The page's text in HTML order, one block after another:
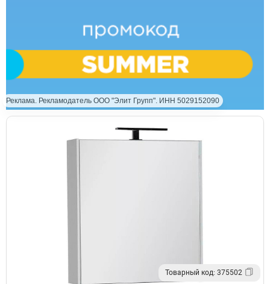
Реклама. Рекламодатель ООО "Элит Групп". ИНН 5029152090
Товарный код: 375502